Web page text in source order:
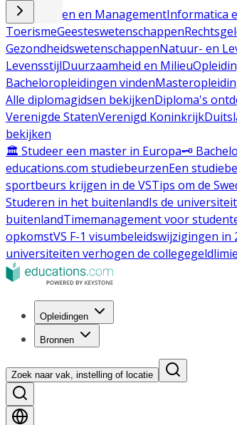
Bedrijfsleven en ManagementInformatica
ToerismeGeesteswetenschappen
GezondheidswetenschappenNatuur- en
LevensstijlDuurzaamheid en Milieu
Bacheloropleidingen vinden
Alle diplomagidsen bekijkenDiploma's
Verenigde StatenVerenigd Koninkrijk
bekijken
🏛️ Studeer een master in Europa🗝️
educations.com studiebeurzenEen
sportbeurs krijgen in de VSTips om de
Studeren in het buitenlandIs de
buitenlandTimemanagement voor
opkomstVS F-1 visumbeleidswijzigingen in
universiteiten verhogen de
Opleidingen
Bronnen
Zoek naar vak, instelling of locatie